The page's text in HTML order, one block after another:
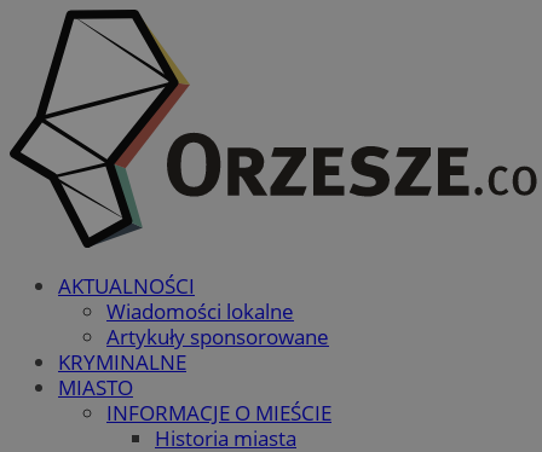
AKTUALNOŚCI
Wiadomości lokalne
Artykuły sponsorowane
KRYMINALNE
MIASTO
INFORMACJE O MIEŚCIE
Historia miasta